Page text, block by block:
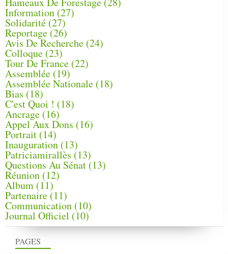
PAGES
Information (27)
Solidarité (27)
Reportage (26)
Avis De Recherche (24)
Colloque (23)
Tour De France (22)
Assemblée (19)
Assemblée Nationale (18)
Bias (18)
C'est Quoi ! (18)
Ancrage (16)
Appel Aux Dons (16)
Portrait (14)
Inauguration (13)
Patriciamirallès (13)
Questions Au Sénat(13)
Réunion (12)
Album (11)
Partenaire(11)
Communication (10)
Journal Officiel (10)